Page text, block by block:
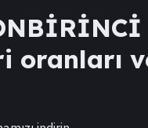
oranları